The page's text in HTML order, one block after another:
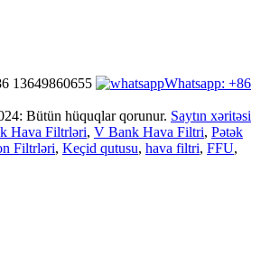
13649860655
Whatsapp: +86
Bütün hüquqlar qorunur. Saytın xəritəsi
Hava Filtrləri, V Bank Hava Filtri, Pətək
Filtrləri, Keçid qutusu, hava filtri, FFU,